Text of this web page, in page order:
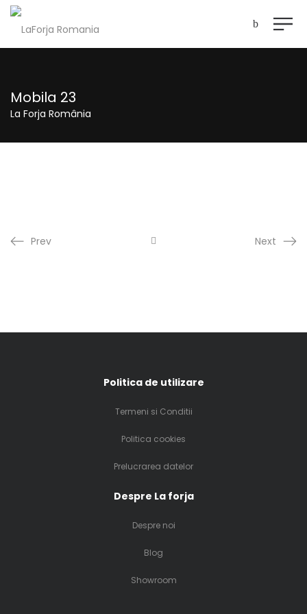
Mobila 23
La Forja România
Prev Next
Politica de utilizare
Termeni si Conditii
Politica cookies
Prelucrarea datelor
Despre La forja
Despre noi
Blog
Showroom